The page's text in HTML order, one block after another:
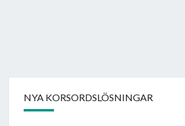
NYA KORSORDSLÖSNINGAR